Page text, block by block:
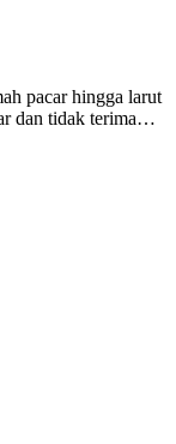
pacar hingga larut
dan tidak terima…